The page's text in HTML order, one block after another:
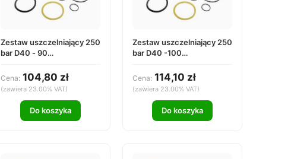
Zestaw uszczelniający 250
bar D40 - 90
Cena: 104,80 zł
(zawiera 23.00% VAT)
Do koszyka
Zestaw uszczelniający 250
bar D40 -100
Cena: 114,10 zł
(zawiera 23.00% VAT)
Do koszyka